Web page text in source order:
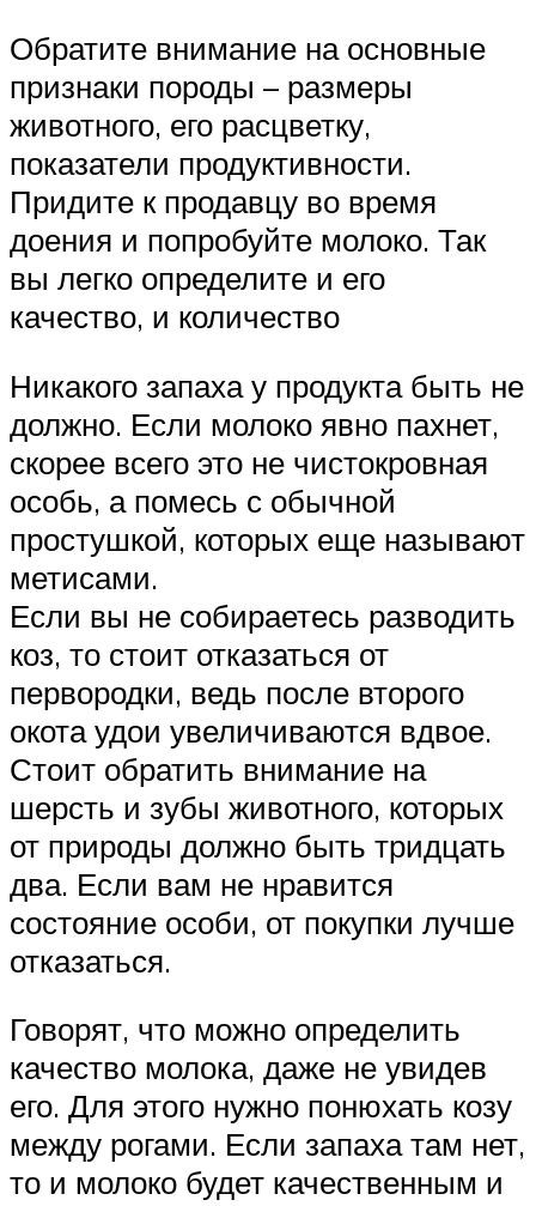
Обратите внимание на основные
признаки породы – размеры
животного, его расцветку,
показатели продуктивности.
Придите к продавцу во время
доения и попробуйте молоко. Так
вы легко определите и его
качество, и количество
Никакого запаха у продукта быть не
должно. Если молоко явно пахнет,
скорее всего это не чистокровная
особь, а помесь с обычной
простушкой, которых еще называют
метисами.
Если вы не собираетесь разводить
коз, то стоит отказаться от
первородки, ведь после второго
окота удои увеличиваются вдвое.
Стоит обратить внимание на
шерсть и зубы животного, которых
от природы должно быть тридцать
два. Если вам не нравится
состояние особи, от покупки лучше
отказаться.
Говорят, что можно определить
качество молока, даже не увидев
его. Для этого нужно понюхать козу
между рогами. Если запаха там нет,
то и молоко будет качественным и